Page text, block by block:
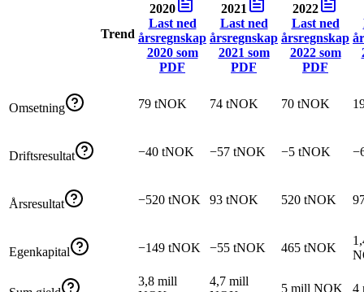
Trend
2020
Last ned
årsregnskap
2020som
PDF
2021
Last ned
årsregnskap
2021 som
PDF
2022
Last ned
årsregnskap
2022som
PDF
Omsetning 79 tNOK 74 tNOK 70 tNOK
Driftsresultat −40 tNOK −57 tNOK −5 tNOK
Årsresultat −520 tNOK 93 tNOK 520 tNOK
Egenkapital −149 tNOK −55 tNOK 465 tNOK
3,8 mill
4,7 mill
5 mill NOK 4